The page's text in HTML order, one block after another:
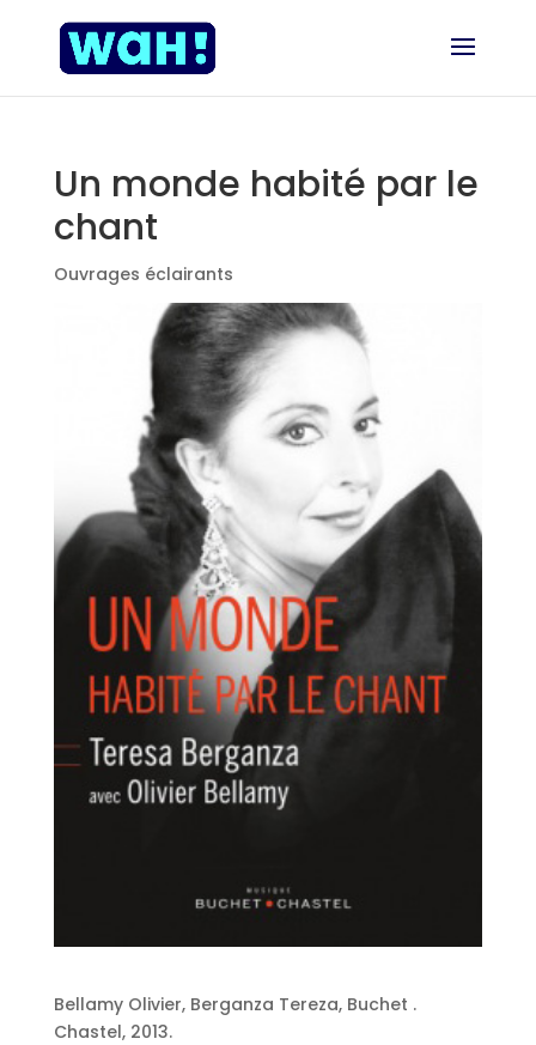
Un monde habité par le
chant
Ouvrages éclairants
Bellamy Olivier, Berganza Tereza, Buchet .
Chastel, 2013.